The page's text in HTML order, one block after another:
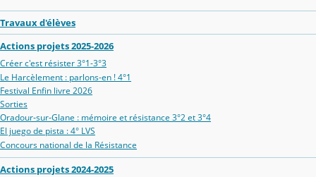
Travaux d'élèves
Actions projets 2025-2026
Créer c'est résister 3°1-3°3
Le Harcèlement : parlons-en ! 4°1
Festival Enfin livre 2026
Sorties
Oradour‑sur‑Glane : mémoire et résistance 3°2 et 3°4
El juego de pista : 4° LVS
Concours national de la Résistance
Actions projets 2024-2025